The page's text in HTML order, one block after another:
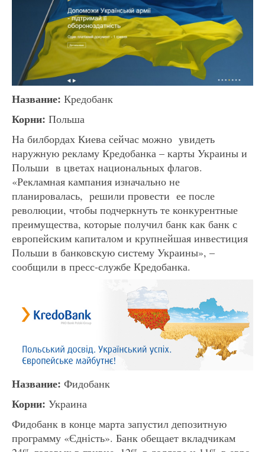
Название: Кредобанк
Корни: Польша
На билбордах Киева сейчас можно увидеть
наружную рекламу Кредобанка – карты Украины и
Польши в цветах национальных флагов.
«Рекламная кампания изначально не
планировалась, решили провести ее после
революции, чтобы подчеркнуть те конкурентные
преимущества, которые получил банк как банк с
европейским капиталом и крупнейшая инвестиция
Польши в банковскую систему Украины», –
сообщили в пресс-службе Кредобанка.
Название: Фидобанк
Корни: Украина
Фидобанк в конце марта запустил депозитную
программу «Єдність». Банк обещает вкладчикам